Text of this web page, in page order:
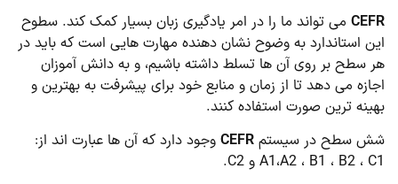
CEFR می تواند ما را در امر یادگیری زبان بسیار کمک کند. سطوح
این استاندارد به وضوح نشان دهنده مهارت هایی است که باید در
هر سطح بر روی آن ها تسلط داشته باشیم، و به دانش آموزان
اجازه می دهد تا از زمان و منابع خود برای پیشرفت به بهترین و
بهینه ترین صورت استفاده کنند.
شش سطح در سیستم CEFR وجود دارد که آن ها عبارت اند از:
A1،A2 ، B1 ، B2 ، C1 و C2.